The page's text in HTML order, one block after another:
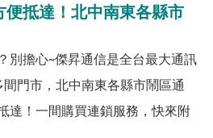
抵達！北中南東各縣市
別擔心~傑昇通信是全台最大通訊
門市，北中南東各縣市鬧區通
達！一間購買連鎖服務，快來附